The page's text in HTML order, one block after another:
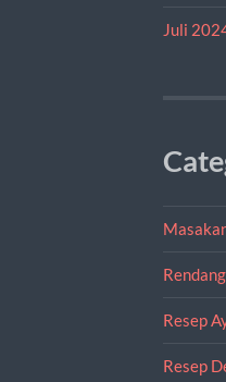
Juli
Rendang
Resep
Resep